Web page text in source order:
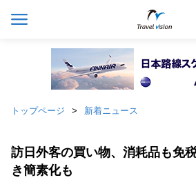
トップページ 新着ニュース
訪日外客の買い物、消耗品も免
き簡素化も